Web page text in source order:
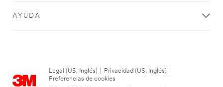
AYUDA
Legal (US, Inglés) Privacidad (US, Inglés)
Preferencias de cookies